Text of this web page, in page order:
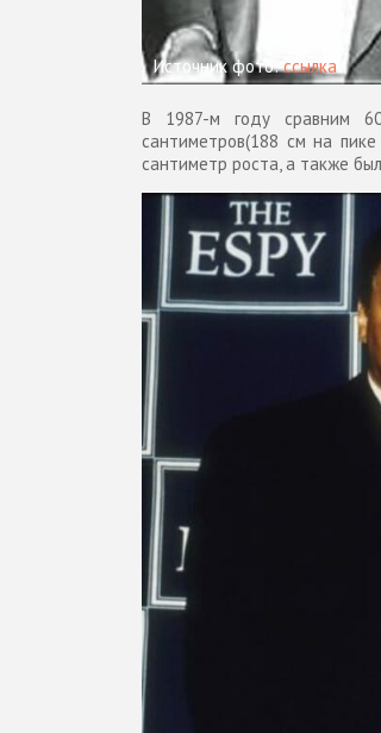
Источник фото:ссылка
В 1987-м году сравним
сантиметров(188 см на
сантиметр роста, а также